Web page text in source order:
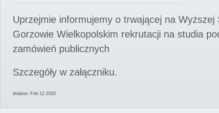
Uprzejmie informujemy o trwającej na Wyższej
Gorzowie Wielkopolskim rekrutacji na studia
zamówień publicznych
Szczegóły w załączniku.
dodano: Feb 12 2020